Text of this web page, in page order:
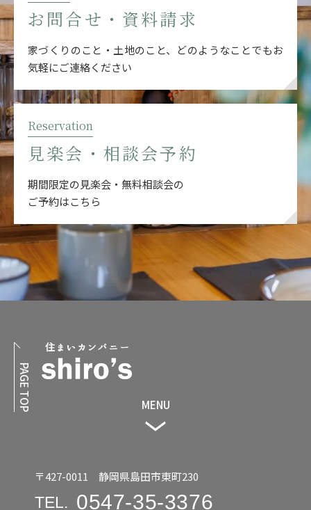
お問合せ・資料請求
家づくりのこと・土地のこと、どのようなことでもお
気軽にご連絡ください
Reservation
見楽会・相談会予約
期間限定の見楽会・無料相談会の
ご予約はこちら
MENU
〒427-0011 静岡県島田市東町230
TEL. 0547-35-3376
PAGE TOP